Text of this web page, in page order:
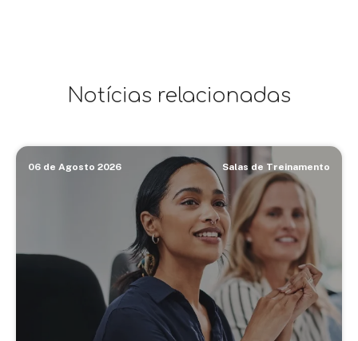
Notícias relacionadas
06 de Agosto 2026 Salas de Treinamento